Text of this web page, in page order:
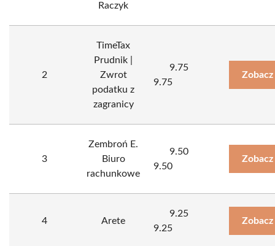
Raczyk
2
TimeTax
Prudnik |
Zwrot
podatku z
zagranicy
9.75
9.75
3
Zembroń E.
Biuro
rachunkowe
9.50
9.50
4 Arete
9.25
9.25